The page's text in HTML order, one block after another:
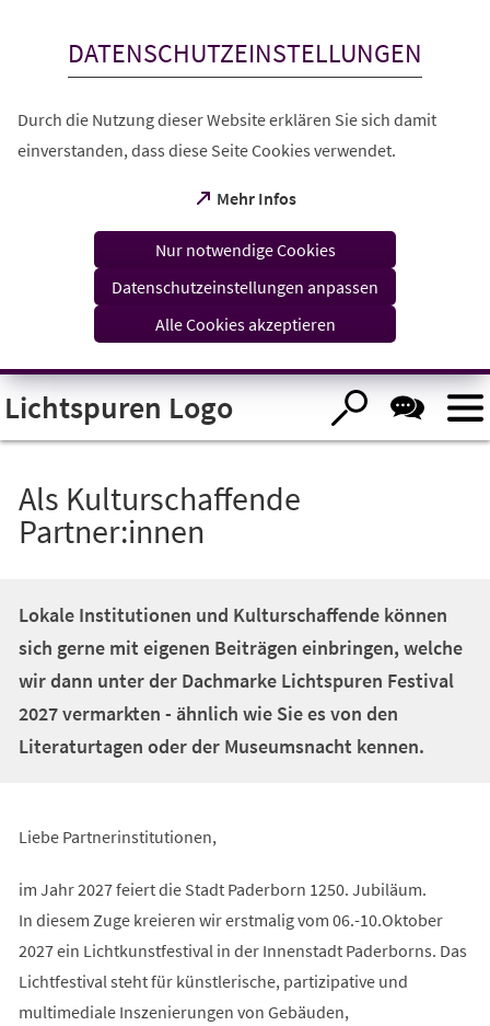
Visuelle
Assistenzsoftware
öffnen.
DATENSCHUTZEINSTELLUNGEN
Durch die Nutzung dieser Website erklären Sie sich damit
einverstanden, dass diese Seite Cookies verwendet.
Mehr Infos
(Öffnet
einem
Tab)
Nur notwendige Cookies
Datenschutzeinstellungen anpassen
Alle Cookies akzeptieren
Lichtspuren Logo
Als Kulturschaffende
Partner:innen
Lokale Institutionen und Kulturschaffende können
sich gerne mit eigenen Beiträgen einbringen, welche
wir dann unter der Dachmarke Lichtspuren Festival
2027 vermarkten - ähnlich wie Sie es von den
Literaturtagen oder der Museumsnacht kennen.
Liebe Partnerinstitutionen,
im Jahr 2027 feiert die Stadt Paderborn 1250. Jubiläum.
In diesem Zuge kreieren wir erstmalig vom 06.-10.Oktober
2027 ein Lichtkunstfestival in der Innenstadt Paderborns. Das
Lichtfestival steht für künstlerische, partizipative und
multimediale Inszenierungen von Gebäuden,